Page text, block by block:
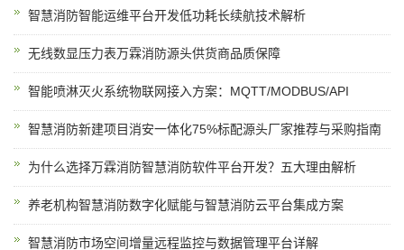
智慧消防智能运维平台开发低功耗长续航技术解析
无线数显压力表万霖消防源头供货商品质保障
智能喷淋灭火系统物联网接入方案：MQTT/MODBUS/API
智慧消防新建项目消安一体化75%标配源头厂家推荐与采购指南
为什么选择万霖消防智慧消防软件平台开发？五大理由解析
养老机构智慧消防数字化赋能与智慧消防云平台集成方案
智慧消防市场空间增量远程监控与数据管理平台详解